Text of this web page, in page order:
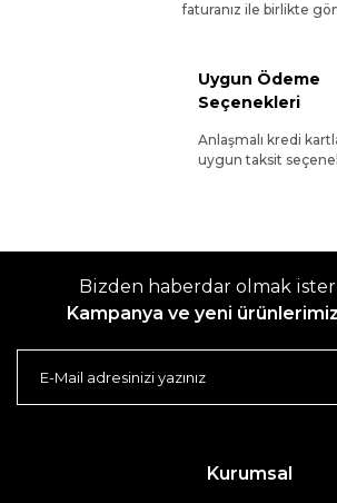
faturanız ile birlikte
Uygun Ödeme
Seçenekleri
Anlaşmalı kredi
uygun taksit
Bizden haberdar olmak
Kampanya ve yeni
Kurumsal